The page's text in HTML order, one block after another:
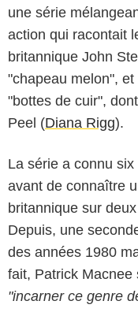
une série
action qui racontait
britannique John
"chapeau melon",
"bottes de cuir",
Peel (Diana Rigg).
La série a connu
avant de connaître
britannique sur
Depuis, une
des années 1980
fait, Patrick Macnee
"incarner ce genre